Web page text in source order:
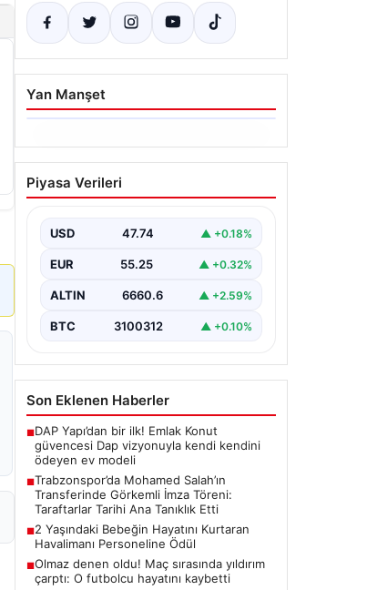
Yan Manşet
06.08.2026
Trabzonspor’da Mohamed
Salah’ın Transferinde
Taraftarlar Tarihi Ana
Tanıklık Etti
yıldız isimlerinden Mohamed Salah’ı
yaşıyor. Yoğun ilgiyle karşılanan…
Piyasa Verileri
USD 47.74 ▲ +0.18%
EUR 55.25 ▲ +0.32%
ALTIN 6660.6 ▲ +2.59%
BTC 3100312 ▲ +0.10%
Son Eklenen Haberler
■DAP Yapı’dan bir ilk! Emlak Konut
güvencesi Dap vizyonuyla kendi kendini
ödeyen ev modeli
■Trabzonspor’da Mohamed Salah’ın
Transferinde Görkemli İmza Töreni:
Taraftarlar Tarihi Ana Tanıklık Etti
■2 Yaşındaki Bebeğin Hayatını Kurtaran
Havalimanı Personeline Ödül
■Olmaz denen oldu! Maç sırasında yıldırım
çarptı: O futbolcu hayatını kaybetti